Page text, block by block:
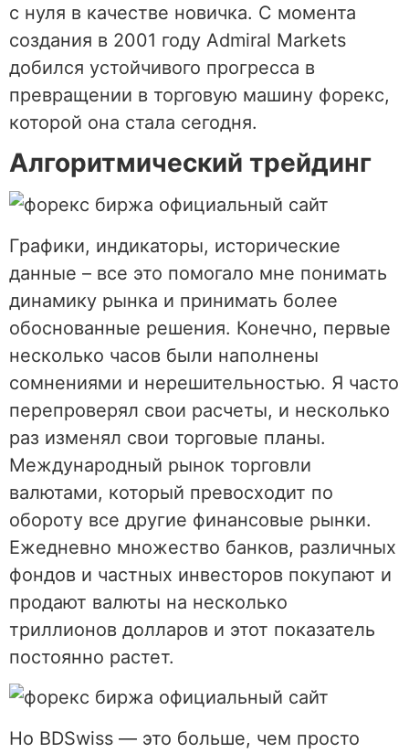
с нуля в качестве новичка. С момента
создания в 2001 году Admiral Markets
добился устойчивого прогресса в
превращении в торговую машину форекс,
которой она стала сегодня.
Алгоритмический трейдинг
Графики, индикаторы, исторические
данные – все это помогало мне понимать
динамику рынка и принимать более
обоснованные решения. Конечно, первые
несколько часов были наполнены
сомнениями и нерешительностью. Я часто
перепроверял свои расчеты, и несколько
раз изменял свои торговые планы.
Международный рынок торговли
валютами, который превосходит по
обороту все другие финансовые рынки.
Ежедневно множество банков, различных
фондов и частных инвесторов покупают и
продают валюты на несколько
триллионов долларов и этот показатель
постоянно растет.
Но BDSwiss — это больше, чем просто